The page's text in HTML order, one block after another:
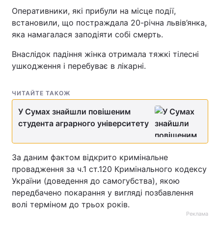
Оперативники, які прибули на місце події,
встановили, що постраждала 20-річна львів’янка,
яка намагалася заподіяти собі смерть.
Внаслідок падіння жінка отримала тяжкі тілесні
ушкодження і перебуває в лікарні.
ЧИТАЙТЕ ТАКОЖ
У Сумах знайшли повішеним
студента аграрного університету
За даним фактом відкрито кримінальне
провадження за ч.1 ст.120 Кримінального кодексу
України (доведення до самогубства), якою
передбачено покарання у вигляді позбавлення
волі терміном до трьох років.
Реклама